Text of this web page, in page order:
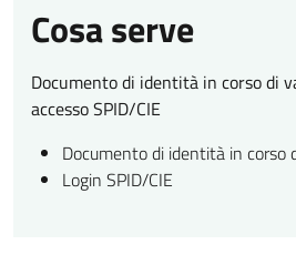
Cosa serve
Documento di identità in corso di
accesso SPID/CIE
Documento di identità in corso
Login SPID/CIE